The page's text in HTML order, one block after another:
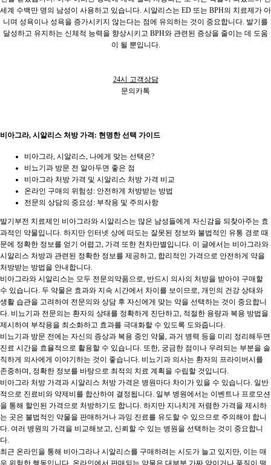
세계 수백만 명의 남성이 사용하고 있습니다. 시알리스는 ED 또는 BPH의 치료제가 아
니며 성욕이나 성욕을 증가시키지 않는다는 점에 유의하는 것이 중요합니다. 발기를
달성하고 유지하는 신체적 능력을 향상시키고 BPH와 관련된 증상을 줄이는 데 도움
이 될 뿐입니다.
24시 고객상담
문의카톡
비아그라, 시알리스 처방 가격: 현명한 선택 가이드
비아그라, 시알리스, 나에게 맞는 선택은?
비뇨기과 방문 전 알아두면 좋은 점
비아그라 처방 가격 및 시알리스 처방 가격 비교
온라인 구매의 위험성: 안전하게 처방받는 방법
전문의 상담의 중요성: 부작용 및 주의사항
발기부전 치료제인 비아그라와 시알리스는 많은 남성들에게 자신감을 되찾아주는 효
과적인 약물입니다. 하지만 인터넷 상에 떠도는 잘못된 정보와 불법적인 유통 경로 때
문에 정확한 정보를 얻기 어렵고, 가격 또한 천차만별입니다. 이 글에서는 비아그라와
시알리스 처방과 관련된 정확한 정보를 제공하고, 합리적인 가격으로 안전하게 약을
처방받는 방법을 안내합니다.
비아그라와 시알리스는 모두 전문의약품으로, 반드시 의사의 처방을 받아야 구매할
수 있습니다. 두 약물은 효과와 지속 시간에서 차이를 보이므로, 개인의 건강 상태와
생활 습관을 고려하여 전문의와 상담 후 자신에게 맞는 약을 선택하는 것이 중요합니
다. 비뇨기과 전문의는 환자의 상태를 정확하게 진단하고, 적절한 용량과 복용 방법을
제시하여 부작용을 최소화하고 효과를 극대화할 수 있도록 도와줍니다.
비뇨기과 방문 전에는 자신의 증상과 복용 중인 약물, 과거 병력 등을 미리 정리해두면
진료 시간을 효율적으로 활용할 수 있습니다. 또한, 궁금한 점이나 우려되는 부분을 솔
직하게 의사에게 이야기하는 것이 좋습니다. 비뇨기과 의사는 환자의 프라이버시를
존중하며, 정확한 정보를 바탕으로 최적의 치료 계획을 수립할 것입니다.
비아그라 처방 가격과 시알리스 처방 가격은 병원마다 차이가 있을 수 있습니다. 일반
적으로 진료비와 약제비를 합산하여 결정됩니다. 일부 병원에서는 이벤트나 프로모션
을 통해 할인된 가격으로 처방하기도 합니다. 하지만 지나치게 저렴한 가격을 제시하
는 곳은 불법적인 약물을 판매하거나 과잉 진료를 유도할 수 있으므로 주의해야 합니
다. 여러 병원의 가격을 비교해보고, 신뢰할 수 있는 병원을 선택하는 것이 중요합니
다.
최근 온라인을 통해 비아그라나 시알리스를 구매하려는 시도가 늘고 있지만, 이는 매